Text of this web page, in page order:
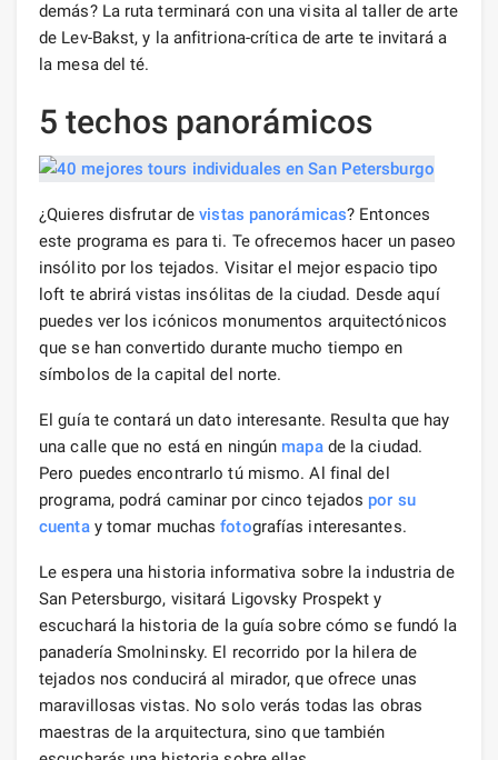
demás? La ruta terminará con una visita al taller de arte
de Lev-Bakst, y la anfitriona-crítica de arte te invitará a
la mesa del té.
5 techos panorámicos
¿Quieres disfrutar devistas panorámicas? Entonces
este programa es para ti. Te ofrecemos hacer un paseo
insólito por los tejados. Visitar el mejor espacio tipo
loft te abrirá vistas insólitas de la ciudad. Desde aquí
puedes ver los icónicos monumentos arquitectónicos
que se han convertido durante mucho tiempo en
símbolos de la capital del norte.
El guía te contará un dato interesante. Resulta que hay
una calle que no está en ningún mapade la ciudad.
Pero puedes encontrarlo tú mismo. Al final del
programa, podrá caminar por cinco tejados por su
cuentay tomar muchasfotografías interesantes.
Le espera una historia informativa sobre la industria de
San Petersburgo, visitará Ligovsky Prospekt y
escuchará la historia de la guía sobre cómo se fundó la
panadería Smolninsky. El recorrido por la hilera de
tejados nos conducirá al mirador, que ofrece unas
maravillosas vistas. No solo verás todas las obras
maestras de la arquitectura, sino que también